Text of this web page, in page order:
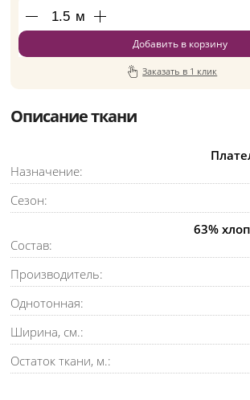
м
Добавить в корзину
Заказать в 1 клик
Описание ткани
Назначение:
Сезон:
Состав:
63%
Производитель:
Однотонная:
Ширина, см.:
Остаток ткани, м.: